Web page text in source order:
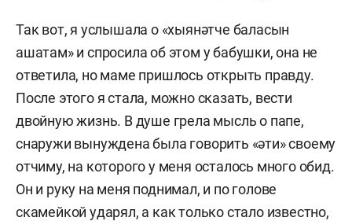
Так вот, я услышала о «хыянәтче баласын
ашатам» и спросила об этом у бабушки, она не
ответила, но маме пришлось открыть правду.
После этого я стала, можно сказать, вести
двойную жизнь. В душе грела мысль о папе,
снаружи вынуждена была говорить «әти» своему
отчиму, на которого у меня осталось много обид.
Он и руку на меня поднимал, и по голове
скамейкой ударял, а как только стало известно,